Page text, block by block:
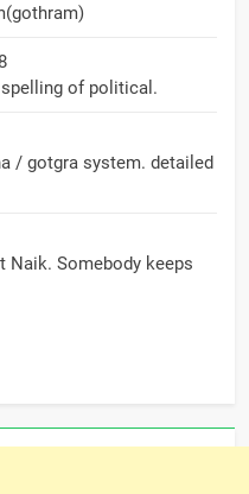
of political.
/ gotgra system. detailed
Naik. Somebody keeps